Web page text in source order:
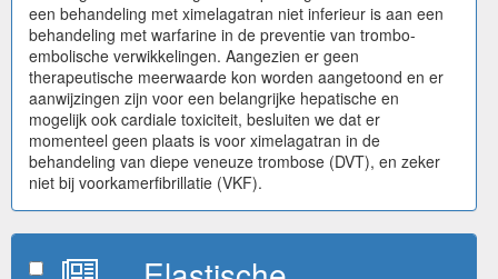
een behandeling met ximelagatran niet inferieur is aan een
behandeling met warfarine in de preventie van trombo-
embolische verwikkelingen. Aangezien er geen
therapeutische meerwaarde kon worden aangetoond en er
aanwijzingen zijn voor een belangrijke hepatische en
mogelijk ook cardiale toxiciteit, besluiten we dat er
momenteel geen plaats is voor ximelagatran in de
behandeling van diepe veneuze trombose (DVT), en zeker
niet bij voorkamerfibrillatie (VKF).